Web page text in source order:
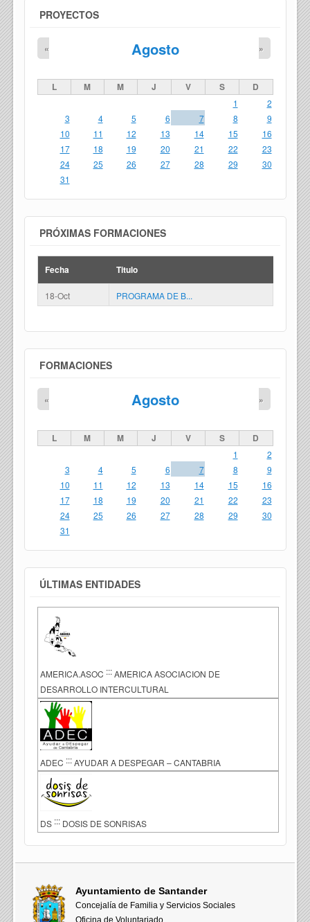
PROYECTOS
Agosto
« »
L M M J V S D
1
2
3
4 5 6 7 8
9
10
11 12 13 14 15
16
17
18 19 20 21 22
23
24
25 26 27 28 29
30
31
PRÓXIMAS FORMACIONES
Fecha Titulo
18-Oct PROGRAMA DE B...
FORMACIONES
Agosto
« »
L M M J V S D
1
2
3
4 5 6 7 8
9
10
11 12 13 14 15
16
17
18 19 20 21 22
23
24
25 26 27 28 29
30
31
ÚLTIMAS ENTIDADES
AMERICA.ASOC ::: AMERICA ASOCIACION DE
DESARROLLO INTERCULTURAL
ADEC ::: AYUDAR A DESPEGAR – CANTABRIA
DS ::: DOSIS DE SONRISAS
Ayuntamiento de Santander
Concejalía de Familia y Servicios Sociales
Oficina de Voluntariado